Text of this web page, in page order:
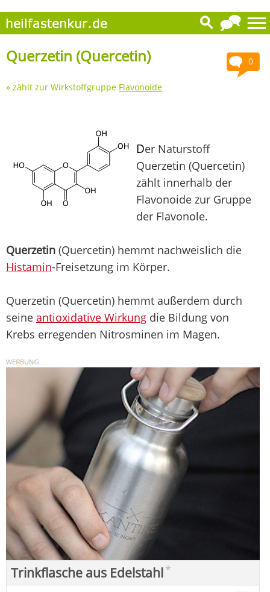
0
Querzetin (Quercetin)
» zählt zur Wirkstoffgruppe Flavonoide
Der Naturstoff
Querzetin (Quercetin)
zählt innerhalb der
Flavonoide zur Gruppe
der Flavonole.
Querzetin (Quercetin) hemmt nachweislich die
Histamin-Freisetzung im Körper.
Querzetin (Quercetin) hemmt außerdem durch
seine antioxidative Wirkung die Bildung von
Krebs erregenden Nitrosminen im Magen.
Trinkflasche aus Edelstahl*